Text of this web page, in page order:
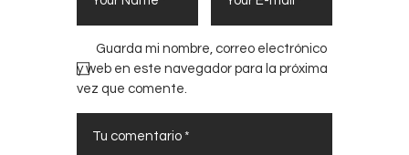
Guarda mi nombre, correo electrónico
y web en este navegador para la próxima
vez que comente.